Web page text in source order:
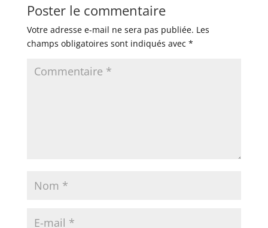
Poster le commentaire
Votre adresse e-mail ne sera pas publiée. Les
champs obligatoires sont indiqués avec *